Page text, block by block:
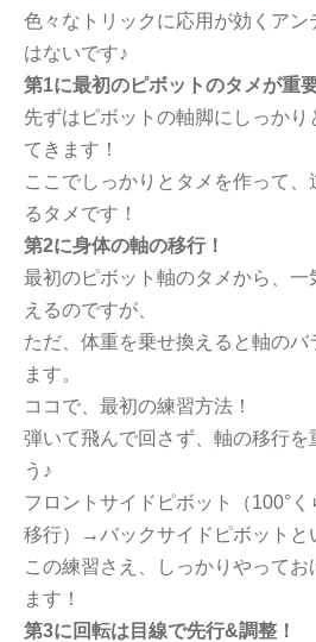
色々なトリックに応用が効くアン
はないです♪
第1に最初のピボットのタメが重
先ずはピボットの軸脚にしっかり
てきます！
ここでしっかりとタメを作って、
るタメです！
第2に身体の軸の移行！
最初のピボット軸のタメから、一
えるのですが、
ただ、体重を乗せ換えると軸の
ます。
ココで、最初の練習方法！
弾いて飛んで回さず、軸の移行を
う♪
フロントサイドピボット（100°
移行）→バックサイドピボットと
この練習さえ、しっかりやってお
ます！
第3に回転は目線で先行&調整！